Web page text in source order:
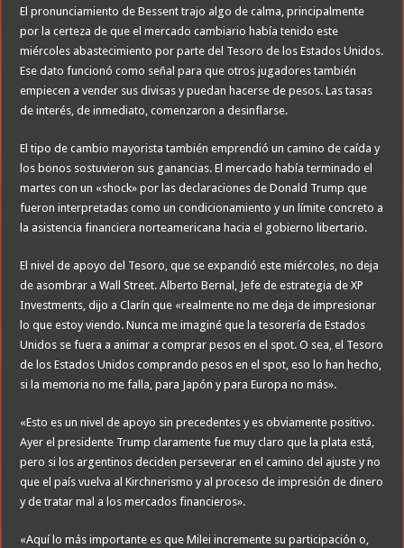
El pronunciamiento de Bessent trajo algo de calma, principalmente
por la certeza de que el mercado cambiario había tenido este
miércoles abastecimiento por parte del Tesoro de los Estados Unidos.
Ese dato funcionó como señal para que otros jugadores también
empiecen a vender sus divisas y puedan hacerse de pesos. Las tasas
de interés, de inmediato, comenzaron a desinflarse.
El tipo de cambio mayorista también emprendió un camino de caída y
los bonos sostuvieron sus ganancias. El mercado había terminado el
martes con un «shock» por las declaraciones de Donald Trump que
fueron interpretadas como un condicionamiento y un límite concreto a
la asistencia financiera norteamericana hacia el gobierno libertario.
El nivel de apoyo del Tesoro, que se expandió este miércoles, no deja
de asombrar a Wall Street. Alberto Bernal, Jefe de estrategia de XP
Investments, dijo a Clarín que «realmente no me deja de impresionar
lo que estoy viendo. Nunca me imaginé que la tesorería de Estados
Unidos se fuera a animar a comprar pesos en el spot. O sea, el Tesoro
de los Estados Unidos comprando pesos en el spot, eso lo han hecho,
si la memoria no me falla, para Japón y para Europa no más».
«Esto es un nivel de apoyo sin precedentes y es obviamente positivo.
Ayer el presidente Trump claramente fue muy claro que la plata está,
pero si los argentinos deciden perseverar en el camino del ajuste y no
que el país vuelva al Kirchnerismo y al proceso de impresión de dinero
y de tratar mal a los mercados financieros».
«Aquí lo más importante es que Milei incremente su participación o,